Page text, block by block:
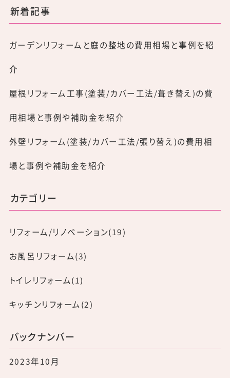
新着記事
ガーデンリフォームと庭の整地の費用相場と事例を紹
介
屋根リフォーム工事(塗装/カバー工法/葺き替え)の費
用相場と事例や補助金を紹介
外壁リフォーム(塗装/カバー工法/張り替え)の費用相
場と事例や補助金を紹介
カテゴリー
リフォーム/リノベーション(19)
お風呂リフォーム(3)
トイレリフォーム(1)
キッチンリフォーム(2)
バックナンバー
2023年10月